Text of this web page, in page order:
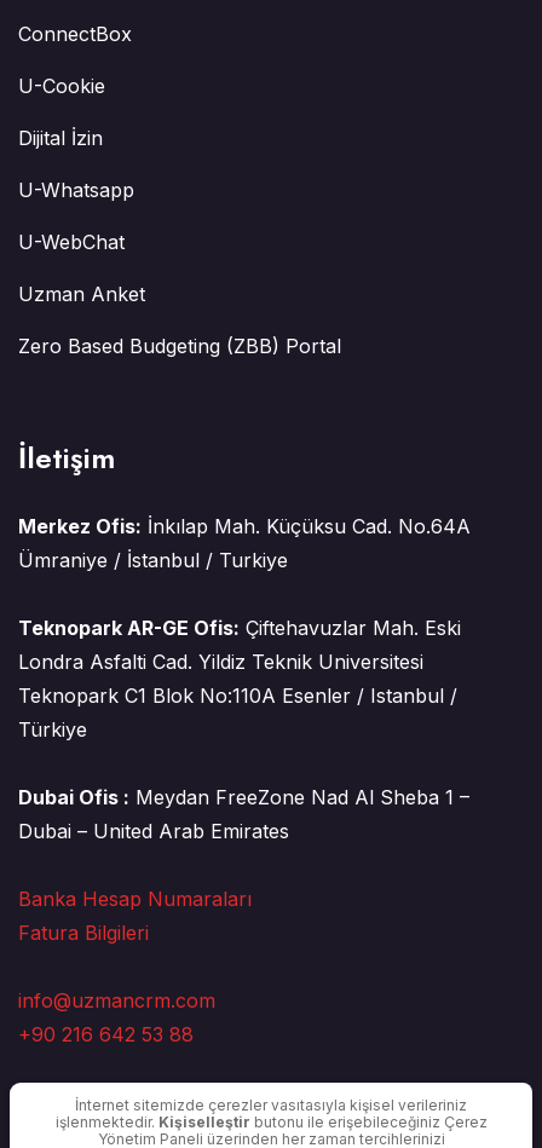
ConnectBox
U-Cookie
Dijital İzin
U-Whatsapp
U-WebChat
Uzman Anket
Zero Based Budgeting (ZBB) Portal
İletişim
Merkez Ofis: İnkılap Mah. Küçüksu Cad. No.64A
Ümraniye / İstanbul / Turkiye
Teknopark AR-GE Ofis: Çiftehavuzlar Mah. Eski
Londra Asfalti Cad. Yildiz Teknik Universitesi
Teknopark C1 Blok No:110A Esenler / Istanbul /
Türkiye
Dubai Ofis : Meydan FreeZone Nad Al Sheba 1 –
Dubai – United Arab Emirates
Banka Hesap Numaraları
Fatura Bilgileri
info@uzmancrm.com
+90 216 642 53 88
İnternet sitemizde çerezler vasıtasıyla kişisel verileriniz
işlenmektedir. Kişiselleştir butonu ile erişebileceğiniz Çerez
Yönetim Paneli üzerinden her zaman tercihlerinizi